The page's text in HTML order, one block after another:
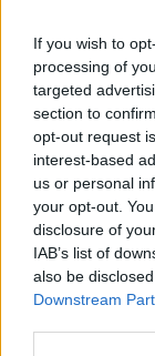
If you wish to
processing of
targeted
section to
opt-out request
interest-based
us or personal
your opt-out.
disclosure of
IAB’s list of
also be
Downstream
in questo caso
Lobotka,
stretta finale e se
andrà su un
sarebbe il
di più. Osimhen?
l’aggiornamento
tergiversare.
un problema di
United è pronto a
Chelsea non l’ha
8 milioni di euro,